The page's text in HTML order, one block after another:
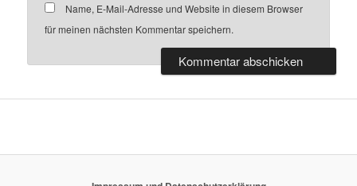
Name, E-Mail-Adresse und Website in diesem Browser
für meinen nächsten Kommentar speichern.